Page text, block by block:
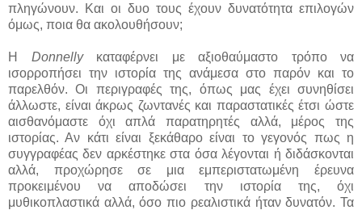
πληγώνουν. Και οι δυο τους έχουν δυνατότητα επιλογών
όμως, ποια θα ακολουθήσουν;
Η Donnellyκαταφέρνει με αξιοθαύμαστο τρόπο να
ισορροπήσει την ιστορία της ανάμεσα στο παρόν και το
παρελθόν. Οι περιγραφές της, όπως μας έχει συνηθίσει
άλλωστε, είναι άκρως ζωντανές και παραστατικές έτσι ώστε
αισθανόμαστε όχι απλά παρατηρητές αλλά, μέρος της
ιστορίας. Αν κάτι είναι ξεκάθαρο είναι το γεγονός πως η
συγγραφέας δεν αρκέστηκε στα όσα λέγονται ή διδάσκονται
αλλά, προχώρησε σε μια εμπεριστατωμένη έρευνα
προκειμένου να αποδώσει την ιστορία της, όχι
μυθικοπλαστικά αλλά, όσο πιο ρεαλιστικά ήταν δυνατόν. Τα